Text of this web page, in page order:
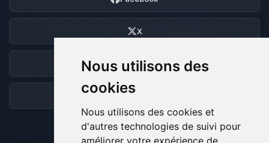
Nous utilisons des
cookies
Nous utilisons des cookies et
d'autres technologies de suivi pour
améliorer votre expérience de
X
Discord
Forum